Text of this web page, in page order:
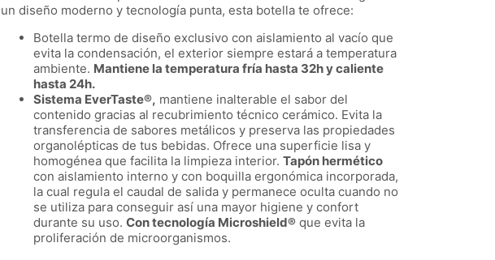
un diseño moderno y tecnología punta, esta botella te ofrece:
Botella termo de diseño exclusivo con aislamiento al vacío que
evita la condensación, el exterior siempre estará a temperatura
ambiente. Mantiene la temperatura fría hasta 32h y caliente
hasta 24h.
Sistema EverTaste®, mantiene inalterable el sabor del
contenido gracias al recubrimiento técnico cerámico. Evita la
transferencia de sabores metálicos y preserva las propiedades
organolépticas de tus bebidas. Ofrece una superficie lisa y
homogénea que facilita la limpieza interior. Tapón hermético
con aislamiento interno y con boquilla ergonómica incorporada,
la cual regula el caudal de salida y permanece oculta cuando no
se utiliza para conseguir así una mayor higiene y confort
durante su uso. Con tecnología Microshield® que evita la
proliferación de microorganismos.